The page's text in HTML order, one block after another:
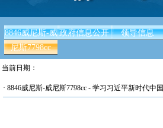
8846威尼斯-威
尼斯7798cc
政府信息公开 领导信息
当前日期：
· 8846威尼斯-威尼斯7798cc - 学习习近平新时代中